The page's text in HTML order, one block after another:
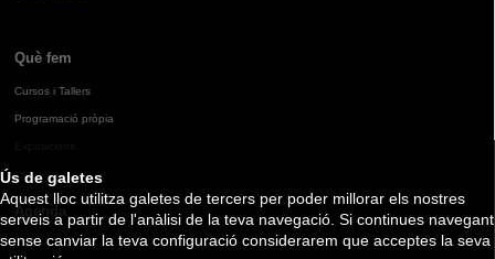
Ús de galetes
Aquest lloc utilitza galetes de tercers per poder millorar els nostres
serveis a partir de l'anàlisi de la teva navegació. Si continues navegant
sense canviar la teva configuració considerarem que acceptes la seva
Què fem
Cursos i Tallers
Programació pròpia
Agenda